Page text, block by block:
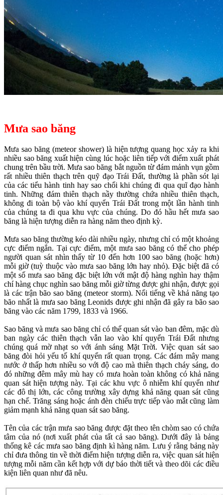
Mưa sao băng
Mưa sao băng (meteor shower) là hiện tượng quang học xảy ra khi
nhiều sao băng xuất hiện cùng lúc hoặc liên tiếp với điểm xuất phát
chung trên bầu trời. Mưa sao băng bắt nguồn từ đám mảnh vụn gồm
rất nhiều thiên thạch trên quỹ đạo Trái Đất, thường là phần sót lại
của các tiểu hành tinh hay sao chổi khi chúng đi qua quĩ đạo hành
tinh. Những đám thiên thạch nầy thường chứa nhiều thiên thạch,
không đi toàn bộ vào khí quyển Trái Đất trong một lần hành tinh
của chúng ta đi qua khu vực của chúng. Do đó hầu hết mưa sao
băng là hiện tượng diễn ra hàng năm theo định kỳ.
Mưa sao băng thường kéo dài nhiều ngày, nhưng chỉ có một khoảng
cực điểm ngắn. Tại cực điểm, một mưa sao băng có thể cho phép
người quan sát nhìn thấy từ 10 đến hơn 100 sao băng (hoặc hơn)
mỗi giờ (tuỳ thuộc vào mưa sao băng lớn hay nhỏ). Đặc biệt đã có
một số mưa sao băng đặc biệt lớn với mật độ hàng nghìn hay thậm
chí hàng chục nghìn sao băng mỗi giờ từng được ghi nhận, được gọi
là các trận bão sao băng (meteor storm). Nổi tiếng về khả năng tạo
bão nhất là mưa sao băng Leonids được ghi nhận đã gây ra bão sao
băng vào các năm 1799, 1833 và 1966.
Sao băng và mưa sao băng chỉ có thể quan sát vào ban đêm, mặc dù
ban ngày các thiên thạch vẫn lao vào khí quyển Trái Đất nhưng
chúng quá mờ nhạt so với ánh sáng Mặt Trời. Việc quan sát sao
băng đòi hỏi yếu tố khí quyển rất quan trọng. Các đám mây mang
nước ở thấp hơn nhiều so với độ cao mà thiên thạch cháy sáng, do
đó những đêm mây mù hay có mưa hoàn toàn không có khả năng
quan sát hiện tượng này. Tại các khu vực ô nhiễm khí quyển như
các đô thị lớn, các công trường xây dựng khả năng quan sát cũng
hạn chế. Trăng sáng hoặc ánh đèn chiếu trực tiếp vào mắt cũng làm
giảm mạnh khả năng quan sát sao băng.
Tên của các trận mưa sao băng được đặt theo tên chòm sao có chứa
tâm của nó (nơi xuất phát của tất cả sao băng). Dưới đây là bảng
thống kê các mưa sao băng định kì hàng năm. Lưu ý rằng bảng này
chỉ đưa thông tin về thời điểm hiện tượng diễn ra, việc quan sát hiện
tượng mỗi năm cần kết hợp với dự báo thời tiết và theo dõi các điều
kiện liên quan như đã nêu.